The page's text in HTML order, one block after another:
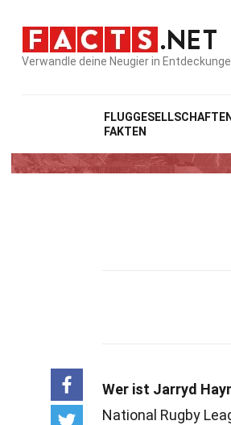
Verwandle deine Neugier in
FLUGGESELLSCHAFTEN
FAKTEN
Wer ist Jarryd
National Rugby